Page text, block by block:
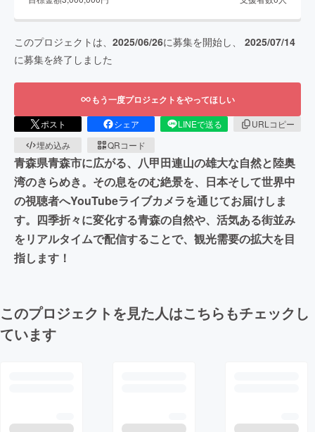
このプロジェクトは、 2025/06/26に募集を開始し、 2025/07/14
に募集を終了しました
もう一度プロジェクトをやってほしい
ポスト シェア LINEで送る
URLコピー
埋め込み
QRコード
青森県青森市に広がる、八甲田連山の雄大な自然と陸奥
湾のきらめき。その息をのむ絶景を、日本そして世界中
の視聴者へYouTubeライブカメラを通じてお届けしま
す。四季折々に変化する青森の自然や、活気ある街並み
をリアルタイムで配信することで、観光需要の拡大を目
指します！
このプロジェクトを見た人はこちらもチェックし
ています